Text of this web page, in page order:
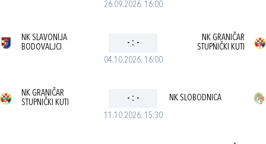
26.09.2026. 16:00
04.10.2026. 16:00
NK SLAVONIJA
BODOVALJCI
- : -
NK GRANIČAR
STUPNIČKI KUTI
11.10.2026. 15:30
NK GRANIČAR
STUPNIČKI KUTI
- : - NK SLOBODNICA